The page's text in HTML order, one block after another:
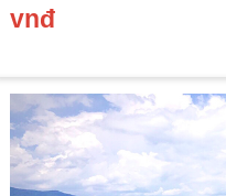
vnđ